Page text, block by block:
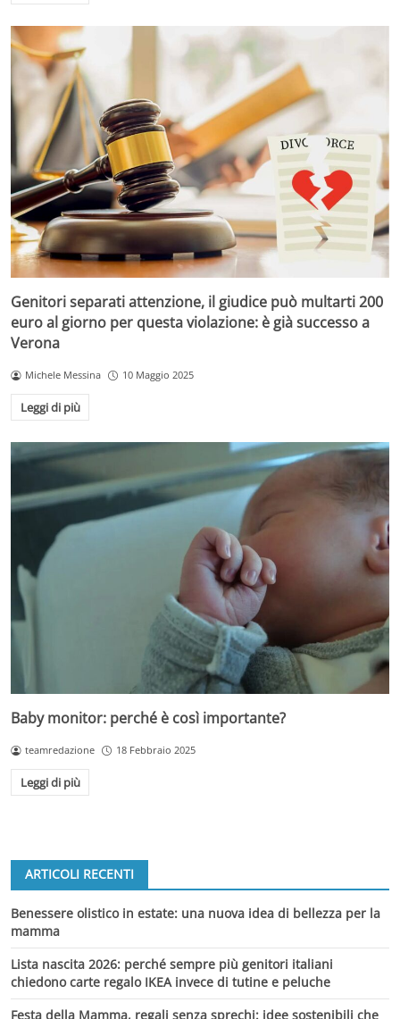
Genitori separati attenzione, il giudice può multarti 200
euro al giorno per questa violazione: è già successo a
Verona
Michele Messina 10 Maggio 2025
Leggi di più
Baby monitor: perché è così importante?
teamredazione 18 Febbraio 2025
Leggi di più
ARTICOLI RECENTI
Benessere olistico in estate: una nuova idea di bellezza per la
mamma
Lista nascita 2026: perché sempre più genitori italiani
chiedono carte regalo IKEA invece di tutine e peluche
Festa della Mamma, regali senza sprechi: idee sostenibili che